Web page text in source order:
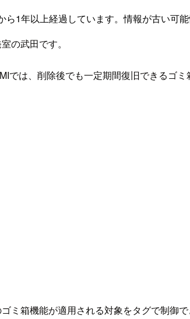
ら1年以上経過しています。情報が古い可
の武田です。
では、削除後でも一定期間復旧できるゴミ
ミ箱機能が適用される対象をタグで制御で